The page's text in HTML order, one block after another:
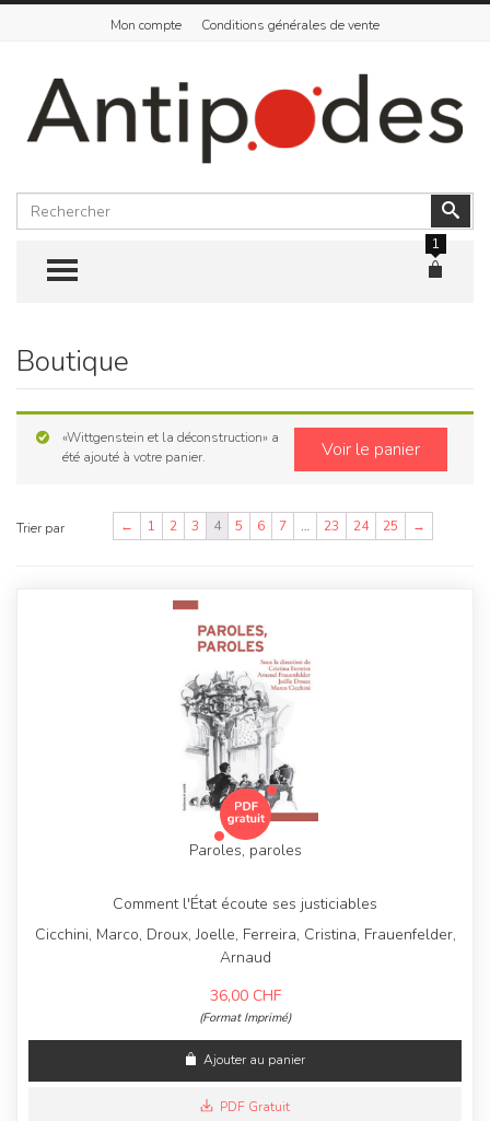
Mon compte Conditions générales de vente
Rechercher
TOGGLE MENU
1
Skip
content
Boutique
Voir le panier
«Wittgenstein et la déconstruction» a
été ajouté à votre panier.
Trier par
Paroles, paroles
Comment l'État écoute ses justiciables
Cicchini, Marco, Droux, Joelle, Ferreira, Cristina, Frauenfelder,
Arnaud
36,00 CHF
(Format Imprimé)
Ajouter au panier
PDF Gratuit
← 1 2 3 4 5 6 7 … 23 24 25 →